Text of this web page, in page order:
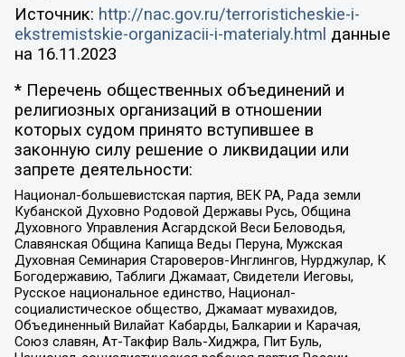
Источник: http://nac.gov.ru/terroristicheskie-i-
ekstremistskie-organizacii-i-materialy.html данные
на 16.11.2023
* Перечень общественных объединений и
религиозных организаций в отношении
которых судом принято вступившее в
законную силу решение о ликвидации или
запрете деятельности:
Национал-большевистская партия, ВЕК РА, Рада земли
Кубанской Духовно Родовой Державы Русь, Община
Духовного Управления Асгардской Веси Беловодья,
Славянская Община Капища Веды Перуна, Мужская
Духовная Семинария Староверов-Инглингов, Нурджулар, К
Богодержавию, Таблиги Джамаат, Свидетели Иеговы,
Русское национальное единство, Национал-
социалистическое общество, Джамаат мувахидов,
Объединенный Вилайат Кабарды, Балкарии и Карачая,
Союз славян, Ат-Такфир Валь-Хиджра, Пит Буль,